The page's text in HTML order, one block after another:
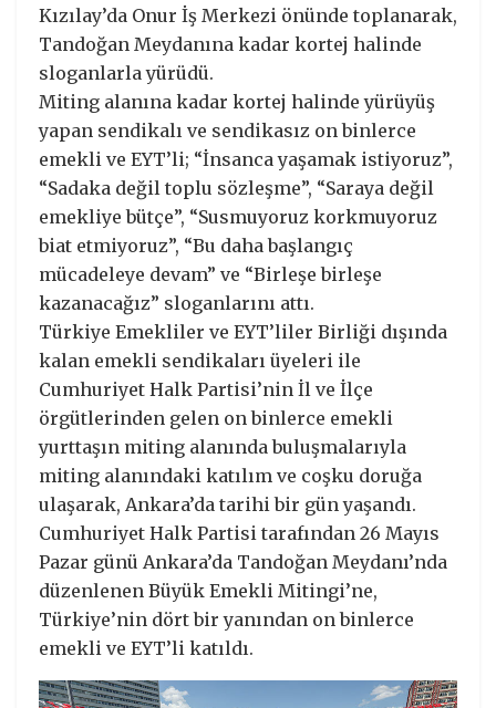
Kızılay’da Onur İş Merkezi önünde toplanarak,
Tandoğan Meydanına kadar kortej halinde
sloganlarla yürüdü.
Miting alanına kadar kortej halinde yürüyüş
yapan sendikalı ve sendikasız on binlerce
emekli ve EYT’li; “İnsanca yaşamak istiyoruz”,
“Sadaka değil toplu sözleşme”, “Saraya değil
emekliye bütçe”, “Susmuyoruz korkmuyoruz
biat etmiyoruz”, “Bu daha başlangıç
mücadeleye devam” ve “Birleşe birleşe
kazanacağız” sloganlarını attı.
Türkiye Emekliler ve EYT’liler Birliği dışında
kalan emekli sendikaları üyeleri ile
Cumhuriyet Halk Partisi’nin İl ve İlçe
örgütlerinden gelen on binlerce emekli
yurttaşın miting alanında buluşmalarıyla
miting alanındaki katılım ve coşku doruğa
ulaşarak, Ankara’da tarihi bir gün yaşandı.
Cumhuriyet Halk Partisi tarafından 26 Mayıs
Pazar günü Ankara’da Tandoğan Meydanı’nda
düzenlenen Büyük Emekli Mitingi’ne,
Türkiye’nin dört bir yanından on binlerce
emekli ve EYT’li katıldı.